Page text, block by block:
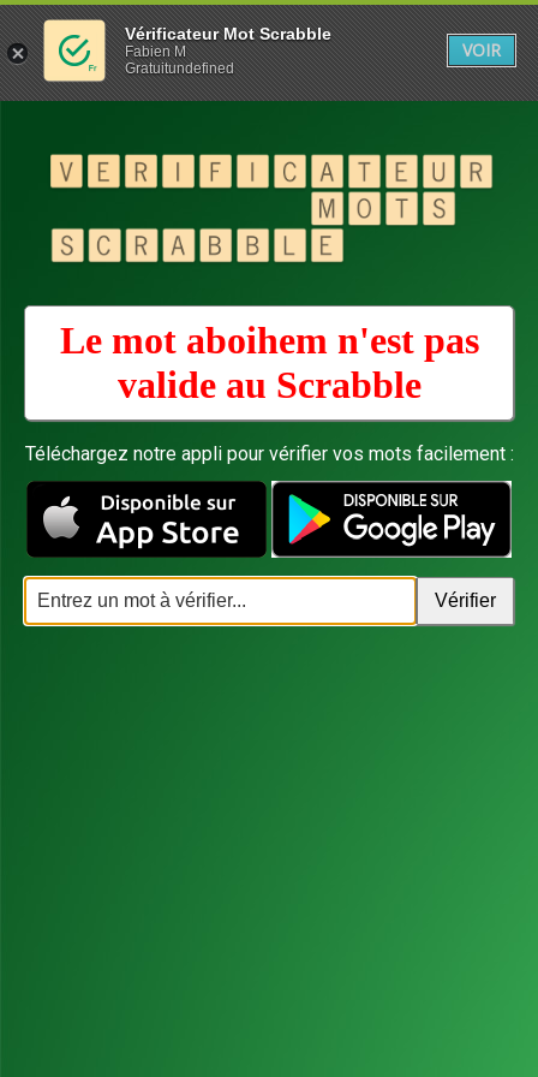
Le mot aboihem n'est pas
valide au Scrabble
Téléchargez notre appli pour vérifier vos mots facilement :
Vérificateur Mot Scrabble
Fabien M
Gratuitundefined
VOIR